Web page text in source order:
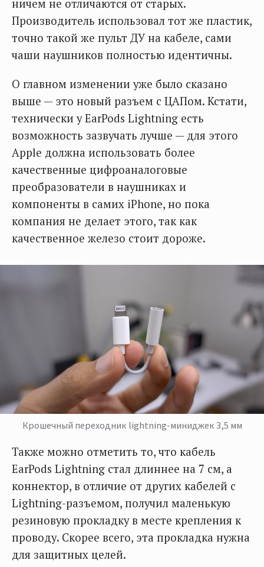
ничем не отличаются от старых.
Производитель использовал тот же пластик,
точно такой же пульт ДУ на кабеле, сами
чаши наушников полностью идентичны.
О главном изменении уже было сказано
выше — это новый разъем с ЦАПом. Кстати,
технически у EarPods Lightning есть
возможность зазвучать лучше — для этого
Apple должна использовать более
качественные цифроаналоговые
преобразователи в наушниках и
компоненты в самих iPhone, но пока
компания не делает этого, так как
качественное железо стоит дороже.
Крошечный переходник lightning-миниджек 3,5 мм
Также можно отметить то, что кабель
EarPods Lightning стал длиннее на 7 см, а
коннектор, в отличие от других кабелей с
Lightning-разъемом, получил маленькую
резиновую прокладку в месте крепления к
проводу. Скорее всего, эта прокладка нужна
для защитных целей.